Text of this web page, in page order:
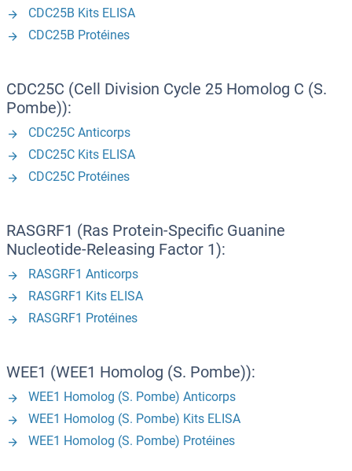
CDC25B Kits ELISA
CDC25B Protéines
CDC25C (Cell Division Cycle 25 Homolog C (S.
Pombe)):
CDC25C Anticorps
CDC25C Kits ELISA
CDC25C Protéines
RASGRF1 (Ras Protein-Specific Guanine
Nucleotide-Releasing Factor 1):
RASGRF1 Anticorps
RASGRF1 Kits ELISA
RASGRF1 Protéines
WEE1 (WEE1 Homolog (S. Pombe)):
WEE1 Homolog (S. Pombe) Anticorps
WEE1 Homolog (S. Pombe) Kits ELISA
WEE1 Homolog (S. Pombe) Protéines